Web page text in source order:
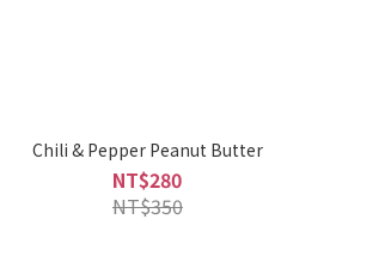
Chili & Pepper Peanut Butter
NT$280
NT$350